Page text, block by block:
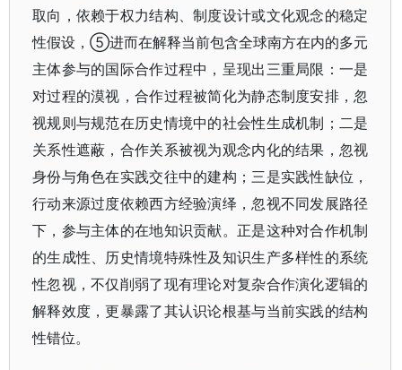
取向，依赖于权力结构、制度设计或文化观念的稳定
性假设，⑤进而在解释当前包含全球南方在内的多元
主体参与的国际合作过程中，呈现出三重局限：一是
对过程的漠视，合作过程被简化为静态制度安排，忽
视规则与规范在历史情境中的社会性生成机制；二是
关系性遮蔽，合作关系被视为观念内化的结果，忽视
身份与角色在实践交往中的建构；三是实践性缺位，
行动来源过度依赖西方经验演绎，忽视不同发展路径
下，参与主体的在地知识贡献。正是这种对合作机制
的生成性、历史情境特殊性及知识生产多样性的系统
性忽视，不仅削弱了现有理论对复杂合作演化逻辑的
解释效度，更暴露了其认识论根基与当前实践的结构
性错位。